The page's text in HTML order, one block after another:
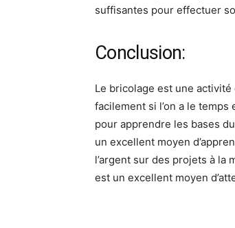
suffisantes pour effectuer
Conclusion:
Le bricolage est une
facilement si l’on a le
pour apprendre les bases
un excellent moyen
l’argent sur des projets à la
est un excellent moyen